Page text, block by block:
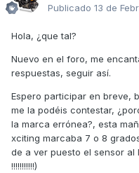
Publicado 13 de
Hola, ¿que tal?
Nuevo en el foro, me
respuestas, seguir así.
Espero participar en breve,
me la podéis contestar,
la marca errónea?, esta
xciting marcaba 7 o 8
de a ver puesto el sensor
!!!!!!!!!!!)